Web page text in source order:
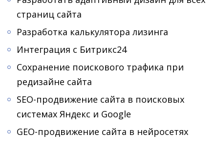
страниц сайта
Разработка калькулятора лизинга
Интеграция с Битрикс24
Сохранение поискового трафика при
редизайне сайта
SEO-продвижение сайта в поисковых
системах Яндекс и Google
GEO-продвижение сайта в нейросетях